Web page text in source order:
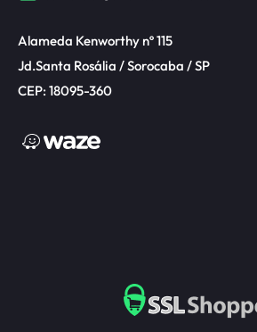
Alameda Kenworthy nº 115
Jd.Santa Rosália / Sorocaba / SP
CEP: 18095-360